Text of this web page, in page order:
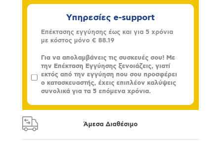
Υπηρεσίες e-support
Επέκτασης εγγύησης έως και για 5 χρόνια
με κόστος μόνο € 88.19
Για να απολαμβάνεις τις συσκευές σου! Με
την Επέκταση Εγγύησης ξενοιάζεις, γιατί
εκτός από την εγγύηση που σου προσφέρει
ο κατασκευαστής, έχεις επιπλέον καλύψεις
συνολικά για τα 5 επόμενα χρόνια.
Άμεσα Διαθέσιμο